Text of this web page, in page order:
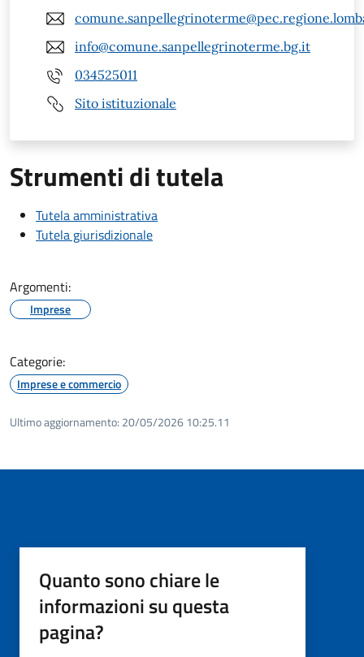
info@comune.sanpellegrinoterme.bg.it
034525011
Sito istituzionale
Strumenti di tutela
Tutela amministrativa
Tutela giurisdizionale
Argomenti:
Imprese
Categorie:
Imprese e commercio
Ultimo aggiornamento: 20/05/2026 10:25.11
Quanto sono chiare le
informazioni su questa
pagina?